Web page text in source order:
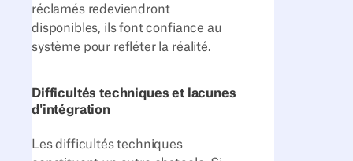
réclamés redeviendront
disponibles, ils font confiance au
système pour refléter la réalité.
Difficultés techniques et lacunes
d'intégration
Les difficultés techniques